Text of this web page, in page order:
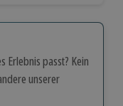
Erlebnis passt? Kein
unserer